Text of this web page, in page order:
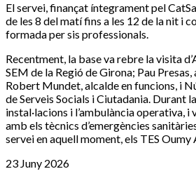
El servei, finançat íntegrament pel
de les 8 del matí fins a les 12 de la nit i
formada per sis professionals.
Recentment, la base va rebre la visita
SEM de la Regió de Girona; Pau Presas,
Robert Mundet, alcalde en funcions, i
de Serveis Socials i Ciutadania. Durant
instal·lacions i l’ambulància operativa, i
amb els tècnics d’emergències
servei en aquell moment, els TES
23 Juny 2026